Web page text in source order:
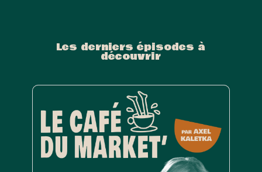
Les derniers épisodes à
découvrir